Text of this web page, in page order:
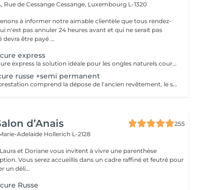
Rue de CessangeCessange, Luxembourg L-1320
à informer notre aimable clientèle que tous rendez-
n'est pas annuler 24 heures avant et qui ne serait pas
devra être payé ...
express
Manucure express la solution idéale pour les ongles naturels courts. Cette prestation comprend la dépose du revêtement, une préparation rapide des ongles et des cuticules, un renforcement avec une base rubber transparente et une finition avec un top camouflage. Sans modification de la forme naturelle de l'ongle : nous conservons votre forme habituelle, ovale ou carrée.
russe +semi permanent
Cette prestation comprend la dépose de l'ancien revêtement, le soin des cuticules, le travail des contours de l'ongle, la préparation de la plaque ongulaire et l'application d'un nouveau vernis semi-permanent. Afin de conserver un résultat soigné et durable, un remplissage est recommandé toutes les 2,5 à 3 semaines.
d’Anais
255
Adelaïde Hollerich L-2128
et Doriane vous invitent à vivre une parenthèse
un cadre raffiné et feutré pour
un déli...
Russe